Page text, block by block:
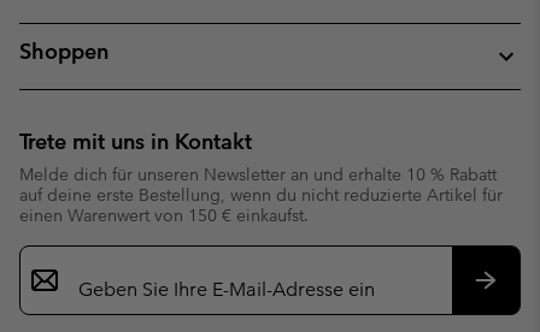
Shoppen
Trete mit uns in Kontakt
Melde dich für unseren Newsletter an und erhalte 10 % Rabatt
auf deine erste Bestellung, wenn du nicht reduzierte Artikel für
einen Warenwert von 150 € einkaufst.
Newsletter-
Anmeldung